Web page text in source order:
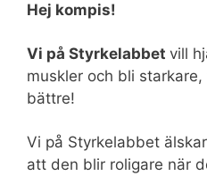
Hej kompis!
Vi på Styrkelabbet vill
muskler och bli
bättre!
Vi på Styrkelabbet
att den blir roligare när